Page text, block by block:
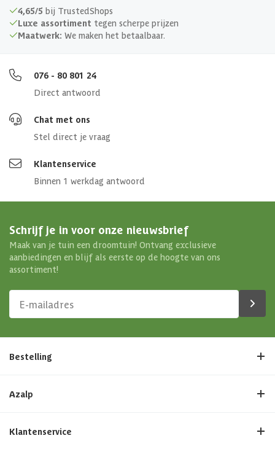
Kant en klaar geverfd mogelijk
Kunststofglas
Luifel
Veranda
Soort dak
Aantal ramen 0 st
Afmetingen (bxl) 240x303x213 cm
4,65/5 bij TrustedShops
Luxe assortiment tegen scherpe prijzen
Maatwerk: We maken het betaalbaar.
076 - 80 801 24
Direct antwoord
Chat met ons
Stel direct je vraag
Klantenservice
Binnen 1 werkdag antwoord
Schrijf je in voor onze nieuwsbrief
Maak van je tuin een droomtuin! Ontvang exclusieve
aanbiedingen en blijf als eerste op de hoogte van ons
assortiment!
Bestelling
Azalp
Klantenservice